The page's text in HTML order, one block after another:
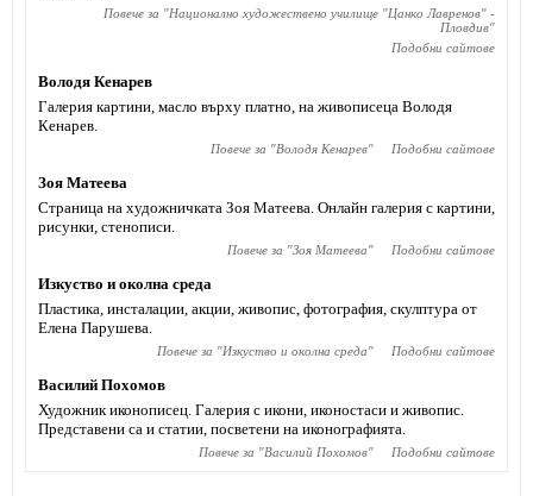
Повече за "Национално художествено училище "Цанко Лавренов" -
Пловдив"
Подобни сайтове
Володя Кенарев
Галерия картини, масло върху платно, на живописеца Володя
Кенарев.
Повече за "Володя Кенарев" Подобни сайтове
Зоя Матеева
Страница на художничката Зоя Матеева. Онлайн галерия с картини,
рисунки, стенописи.
Повече за "Зоя Матеева" Подобни сайтове
Изкуство и околна среда
Пластика, инсталации, акции, живопис, фотография, скулптура от
Елена Парушева.
Повече за "Изкуство и околна среда" Подобни сайтове
Василий Похомов
Художник иконописец. Галерия с икони, иконостаси и живопис.
Представени са и статии, посветени на иконографията.
Повече за "Василий Похомов" Подобни сайтове